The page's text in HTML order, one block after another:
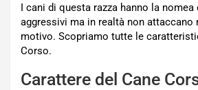
I cani di questa razza hanno la nomea
aggressivi ma in realtà non attaccano
motivo. Scopriamo tutte le
Corso.
Carattere del Cane